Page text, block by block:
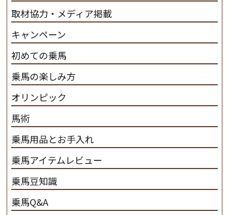
取材協力・メディア掲載
キャンペーン
初めての乗馬
乗馬の楽しみ方
オリンピック
馬術
乗馬用品とお手入れ
乗馬アイテムレビュー
乗馬豆知識
乗馬Q&A